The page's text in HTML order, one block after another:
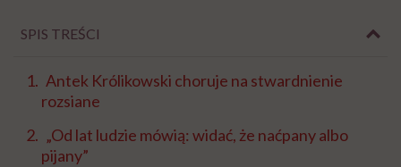
SPIS TREŚCI
Antek Królikowski choruje na stwardnienie
rozsiane
„Od lat ludzie mówią: widać, że naćpany albo
pijany”